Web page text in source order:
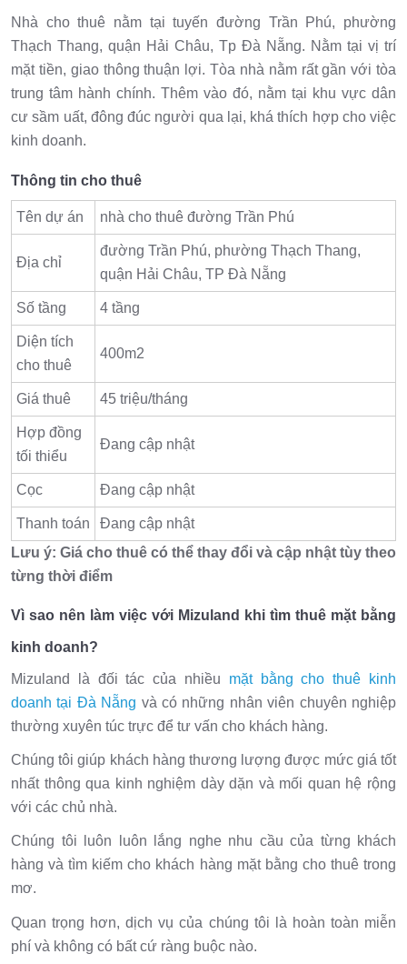
Nhà cho thuê nằm tại tuyến đường Trần Phú, phường
Thạch Thang, quận Hải Châu, Tp Đà Nẵng. Nằm tại vị trí
mặt tiền, giao thông thuận lợi. Tòa nhà nằm rất gần với tòa
trung tâm hành chính. Thêm vào đó, nằm tại khu vực dân
cư sầm uất, đông đúc người qua lại, khá thích hợp cho việc
kinh doanh.
Thông tin cho thuê
Tên dự án nhà cho thuê đường Trần Phú
Địa chỉ
đường Trần Phú, phường Thạch Thang,
quận Hải Châu, TP Đà Nẵng
Số tầng 4 tầng
Diện tích
cho thuê
400m2
Giá thuê 45 triệu/tháng
Hợp đồng
tối thiểu
Đang cập nhật
Cọc Đang cập nhật
Thanh toán
Đang cập nhật
Lưu ý: Giá cho thuê có thể thay đổi và cập nhật tùy theo
từng thời điểm
Vì sao nên làm việc với Mizuland khi tìm thuê mặt bằng
kinh doanh?
Mizuland là đối tác của nhiều mặt bằng cho thuê kinh
doanh tại Đà Nẵng và có những nhân viên chuyên nghiệp
thường xuyên túc trực để tư vấn cho khách hàng.
Chúng tôi giúp khách hàng thương lượng được mức giá tốt
nhất thông qua kinh nghiệm dày dặn và mối quan hệ rộng
với các chủ nhà.
Chúng tôi luôn luôn lắng nghe nhu cầu của từng khách
hàng và tìm kiếm cho khách hàng mặt bằng cho thuê trong
mơ.
Quan trọng hơn, dịch vụ của chúng tôi là hoàn toàn miễn
phí và không có bất cứ ràng buộc nào.